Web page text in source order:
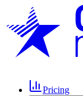
Pricing